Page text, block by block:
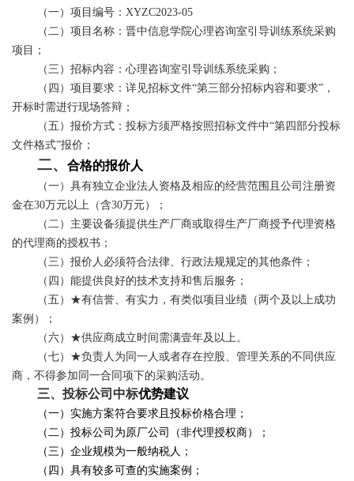
（一）项目编号： XYZC2023-05
（二）项目名称：晋中信息学院心理咨询室引导训练系统采购
项目；
（三）招标内容： 心理咨询室引导训练系统采购 ；
（四）项目要求：详见招标文件“第三部分招标内容和要求” ，
开标时需进行现场答辩 ；
（五）报价方式：投标方须严格按照招标文件中“第四部分投标
文件格式”报价；
二、 合格的报价人
（一）具有独立企业法人资格及相应的经营范围 且 公司注册资
金在30万元以上（含30万元）
；
（二）主要设备须提供生产厂商或取得生产厂商授予代理资格
的代理商的授权书；
（三）报价人必须符合法律、行政法规规定的其他条件；
（四）能提供良好的技术支持和售后服务；
（五） ★有信誉、有实力，有类似项目业绩（两个及以上成功
案例）；
（六） ★供应商成立时间需满壹年及以上。
（七） ★负责人为同一人或者存在控股、管理关系的不同供应
商，不得参加同一合同项下的采购活动。
三、 投标公司中标优势建议
（一）实施方案符合要求且投标价格合理；
（二）投标公司为原厂公司（非代理授权商）；
（三） 企业规模为一般纳税人；
（四）具有较多可查的实施案例；